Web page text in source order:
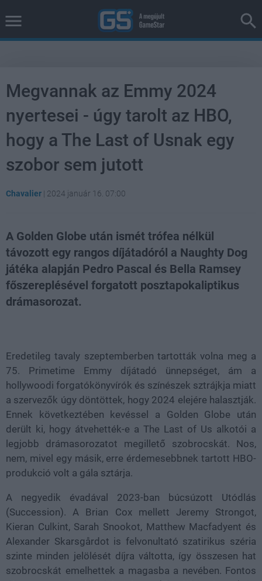
Megvannak az Emmy 2024
nyertesei - úgy tarolt az HBO,
hogy a The Last of Usnak egy
szobor sem jutott
Chavalier | 2024 január 16. 07:00
A Golden Globe után ismét trófea nélkül
távozott egy rangos díjátadóról a Naughty Dog
játéka alapján Pedro Pascal és Bella Ramsey
főszereplésével forgatott posztapokaliptikus
drámasorozat.
Eredetileg tavaly szeptemberben tartották volna meg a
75. Primetime Emmy díjátadó ünnepséget, ám a
hollywoodi forgatókönyvírók és színészek sztrájkja miatt
a szervezők úgy döntöttek, hogy 2024 elejére halasztják.
Ennek következtében kevéssel a Golden Globe után
derült ki, hogy átvehették-e a The Last of Us alkotói a
legjobb drámasorozatot megillető szobrocskát. Nos,
nem, mivel egy másik, erre érdemesebbnek tartott HBO-
produkció volt a gála sztárja.
A negyedik évadával 2023-ban búcsúzott Utódlás
(Succession). A Brian Cox mellett Jeremy Strongot,
Kieran Culkint, Sarah Snookot, Matthew Macfadyent és
Alexander Skarsgårdot is felvonultató szatirikus széria
szinte minden jelölését díjra váltotta, így összesen hat
szobrocskát emelhettek a magasba a nevében. Fontos